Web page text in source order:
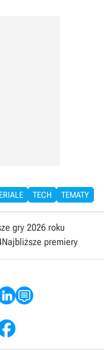
TECH TEMATY
gry 2026 roku
Najbliższe premiery